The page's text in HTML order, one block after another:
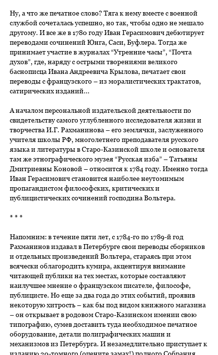
Ну, а что же печатное слово? Тяга к нему вместе с военной
службой сочеталась успешно, но так, чтобы одно не мешало
другому. И все же в 1780 году Иван Герасимович дебютирует
переводами сочинений Юнга, Саси, Буфлера. Тогда же
принимает участие в журналах “Утренние часы”, “Почта
духов”, где, наряду с острыми творениями великого
баснописца Ивана Андреевича Крылова, печатает свои
переводы с французского – из моралистических трактатов,
сатирических изданий...
А началом персональной издательской деятельности по
свидетельству самого углубленного исследователя жизни и
творчества И.Г. Рахманинова – его землячки, заслуженного
учителя школы РФ, многолетнего преподавателя русского
языка и литературы в Старо-Казинской школе и основателя
там же этнографического музея “Русская изба” – Татьяны
Дмитриевны Коновой – относится к 1784 году. Именно тогда
Иван Герасимович становится наиболее неутомимым
пропагандистом философских, критических и
публицистических сочинений господина Вольтера.
* * *
Напомним: в течение пяти лет, с 1784-го по 1789-й год
Рахманинов издавал в Петербурге свои переводы сборников
и отдельных произведений Вольтера, стараясь при этом
всячески облагородить кумира, акцентируя внимание
читающей публики на тех местах, которые составляют
наилучшее мнение о французском писателе, философе,
публицисте. Но еще за два года до этих событий, проявив
некоторую хитрость – как бы под видом книжного магазина
– он открывает в родовом Старо-Казинском имении свою
типографию, сумев доставить туда необходимое печатное
оборудование, детали полиграфических машин и
механизмов из Петербурга. И незамедлительно приступает к
изданию 20-томного (оцените замах!) полного Собрания